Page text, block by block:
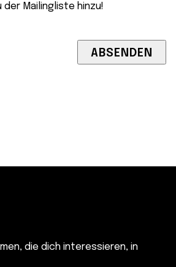
der Mailingliste hinzu!
die dich interessieren, in